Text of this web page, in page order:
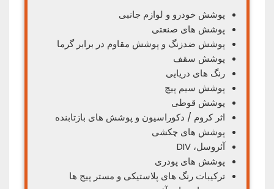
پوشش خودرو و لوازم جانبی
پوشش های صنعتی
پوشش ضدزنگ و پوشش مقاوم در برابر گرما
پوشش سقف
رنگ های دریایی
پوشش سیم پیچ
پوشش قوطی
اثر کروم / دکوراسیون و پوشش های بازتابنده
پوشش های چکشی
آئروسل، DIV
پوشش های پودری
ترکیبات رنگ های پلاستیکی و مستر پیج ها